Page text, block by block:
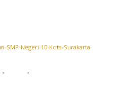
SMP-Negeri-10-Kota-Surakarta-